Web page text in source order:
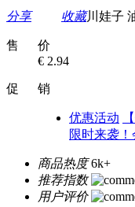
分享 收藏川娃子
售 价
€ 2.94
促 销
优惠活动
限时来袭
商品热度 6k+
推荐指数
用户评价